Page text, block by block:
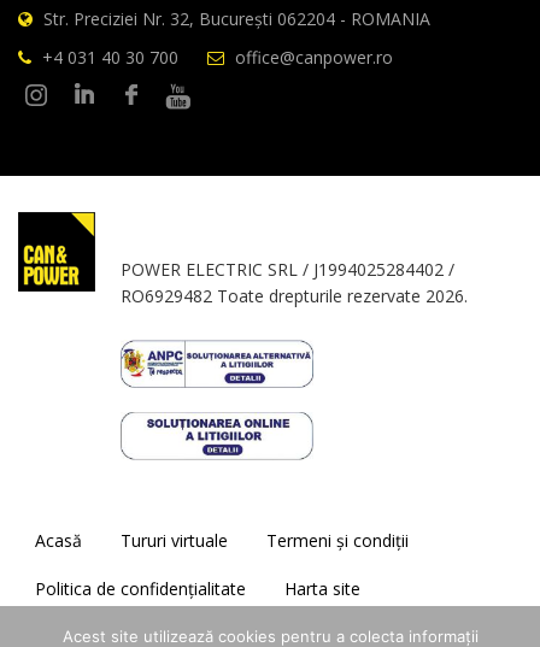
Str. Preciziei Nr. 32, București 062204 - ROMANIA
+4 031 40 30 700
office@canpower.ro
POWER ELECTRIC SRL / J1994025284402 /
RO6929482 Toate drepturile rezervate 2026.
Acasă Tururi virtuale Termeni și condiții
Politica de confidențialitate Harta site
Acest site utilizează cookies pentru a colecta informații